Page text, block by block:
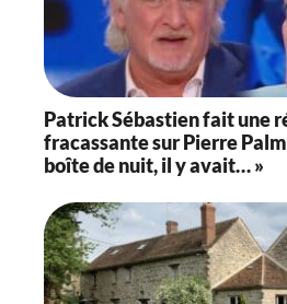
Patrick Sébastien fait une
fracassante sur Pierre
boîte de nuit, il y avait… »